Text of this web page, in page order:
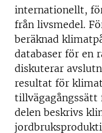
internationellt,
från livsmedel.
beräknad
databaser för en
diskuterar
resultat för
tillvägagångssätt
delen beskrivs